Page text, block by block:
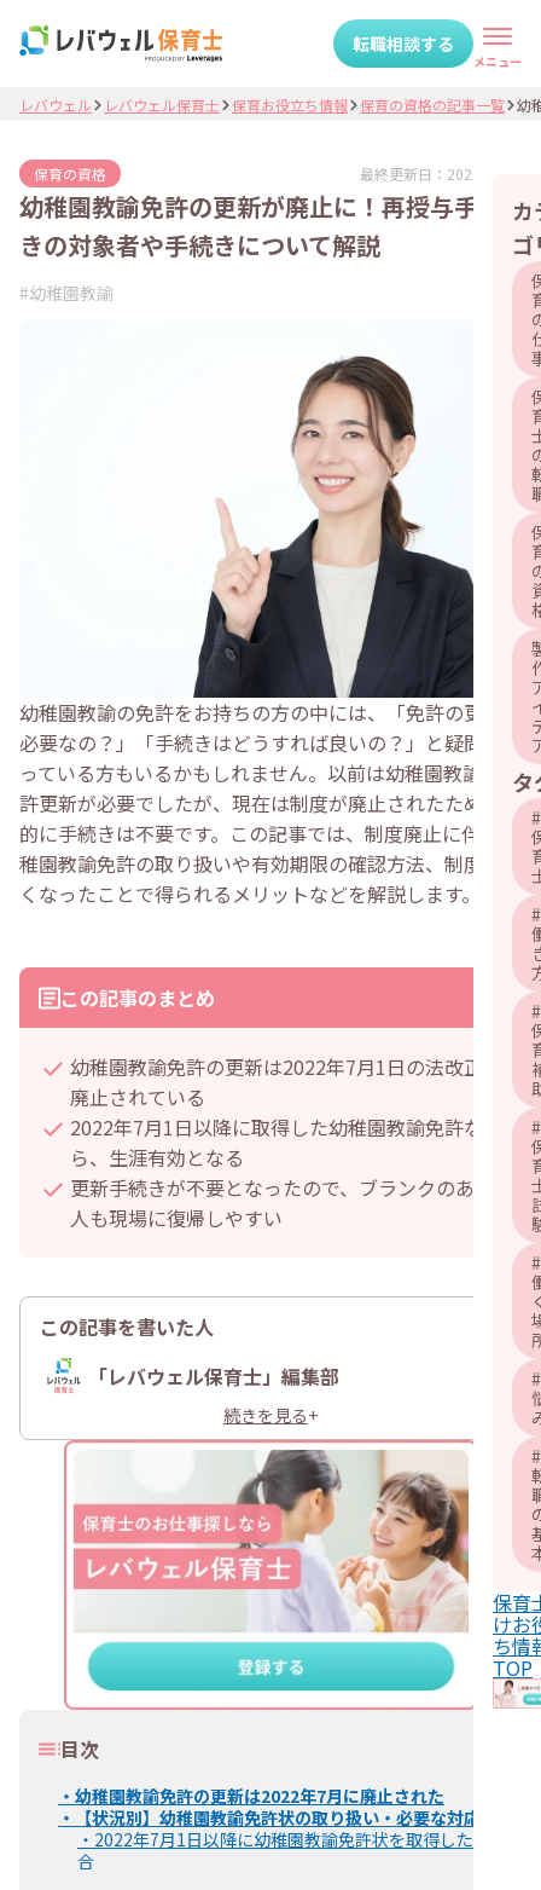
転職相談する
メニュー
カ
ゴ
タ
#
#
#
#
#
#
#
保育
けお
ち情
TOP
レバウェル レバウェル保育士 保育お役立ち情報 保育の資格の記事一覧 幼
保育の資格 最終更新日： 2026.07.09
幼稚園教諭免許の更新が廃止に！再授与手続
きの対象者や手続きについて解説
#幼稚園教諭
幼稚園教諭の免許をお持ちの方の中には、「免許の更新は
必要なの？」「手続きはどうすれば良いの？」と疑問に思
っている方もいるかもしれません。以前は幼稚園教諭も免
許更新が必要でしたが、現在は制度が廃止されたため基本
的に手続きは不要です。この記事では、制度廃止に伴う幼
稚園教諭免許の取り扱いや有効期限の確認方法、制度がな
くなったことで得られるメリットなどを解説します。
この記事のまとめ
幼稚園教諭免許の更新は2022年7月1日の法改正で
廃止されている
2022年7月1日以降に取得した幼稚園教諭免許な
ら、生涯有効となる
更新手続きが不要となったので、ブランクのある
人も現場に復帰しやすい
この記事を書いた人
「レバウェル保育士」編集部
続きを見る+
目次
・ 幼稚園教諭免許の更新は2022年7月に廃止された
・
【状況別】幼稚園教諭免許状の取り扱い・必要な対応
・ 2022年7月1日以降に幼稚園教諭免許状を取得した場
合